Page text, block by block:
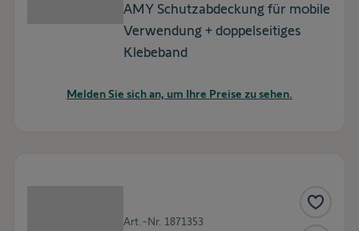
AMY Schutzabdeckung für mobile
Verwendung + doppelseitiges
Klebeband
Melden Sie sich an, um Ihre Preise zu sehen.
Art.-Nr. 1871353